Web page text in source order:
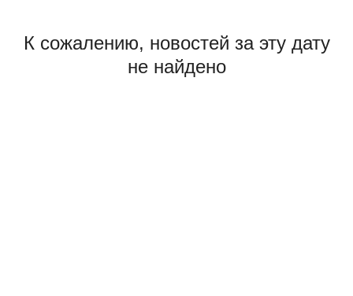
К сожалению, новостей за эту дату
не найдено